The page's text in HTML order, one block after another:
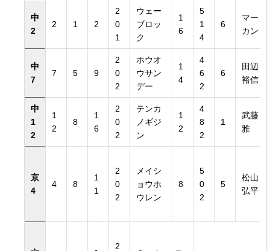
中
2
2 1 2
2
0
1
ウェー
ブロッ
ク
1
6
5
1
4
6
マー
カン
中
7
7 5 9
2
0
2
ホウオ
ウサン
デー
1
4
4
6
2
6
田辺
裕信
中
1
2
1
2
8
1
6
2
0
2
テンカ
ノギジ
ン
1
2
4
8
2
1
武藤
雅
京
4
4 8
1
1
2
0
2
メイシ
ョウホ
ウレン
8
5
0
2
5
松山
弘平
2